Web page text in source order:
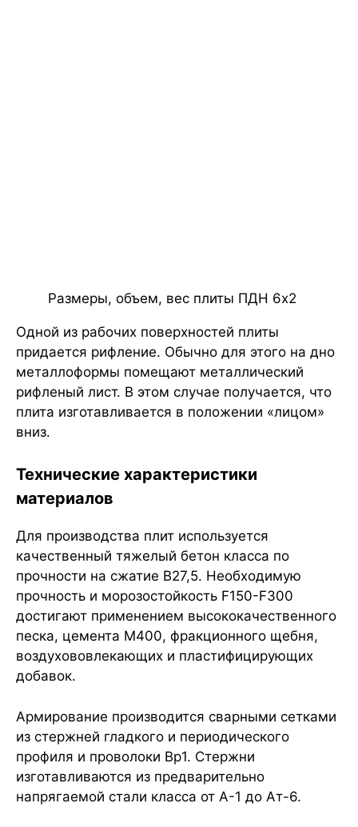
Размеры, объем, вес плиты ПДН 6х2
Одной из рабочих поверхностей плиты
придается рифление. Обычно для этого на дно
металлоформы помещают металлический
рифленый лист. В этом случае получается, что
плита изготавливается в положении «лицом»
вниз.
Технические характеристики
материалов
Для производства плит используется
качественный тяжелый бетон класса по
прочности на сжатие В27,5. Необходимую
прочность и морозостойкость F150-F300
достигают применением высококачественного
песка, цемента М400, фракционного щебня,
воздухововлекающих и пластифицирующих
добавок.
Армирование производится сварными сетками
из стержней гладкого и периодического
профиля и проволоки Вр1. Стержни
изготавливаются из предварительно
напрягаемой стали класса от А-1 до Ат-6.